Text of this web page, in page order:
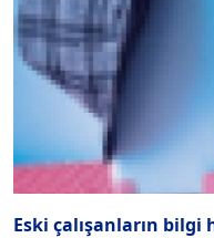
Eski çalışanların bilgi